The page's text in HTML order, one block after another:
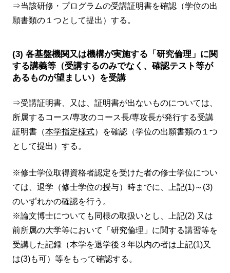
⇒当該研修・プログラムの受講証明書を確認（学位の出
願書類の１つとして提出）する。
(3) 各基盤機関又は機構が実施する「研究倫理」に関
する講義等（受講するのみでなく、確認テスト等が
あるものが望ましい）を受講
⇒受講証明書、又は、証明書が出ないものについては、
所属するコース/専攻のコース長/専攻長が発行する受講
証明書（本学指定様式）を確認（学位の出願書類の１つ
として提出）する。
※修士学位取得資格者認定を受けた者の修士学位につい
ては、退学（修士学位の授与）時までに、上記(1)～(3)
のいずれかの確認を行う。
※論文博士についても同様の取扱いとし、上記(2) 又は
前所属の大学等において「研究倫理」に関する講習等を
受講した記録（本学を退学後３年以内の者は上記(1)又
は(3)も可）等をもって確認する。